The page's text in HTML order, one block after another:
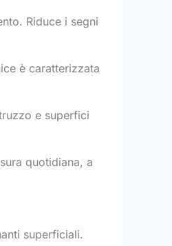
Riduce i segni
è caratterizzata
e superfici
quotidiana, a
superficiali.